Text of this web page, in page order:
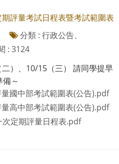
評量考試日程表暨考試範圍表
分類 : 行政公告、
: 3124
）、10/15（三） 請同學提早
備～
國中部考試範圍表(公告).pdf
高中部考試範圍表(公告).pdf
次定期評量日程表.pdf